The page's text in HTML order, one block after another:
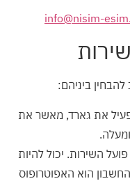
info@nisim-
ביניהם:
את גארד, מאשר את
השירות. יכול להיות
הוא האפוטרופוס